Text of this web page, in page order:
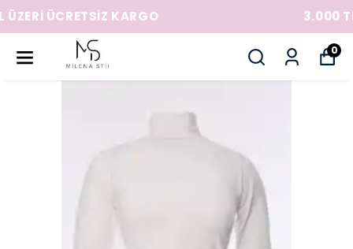
3.000 TL ÜZERİ ÜCRETSİZ KARGO
0